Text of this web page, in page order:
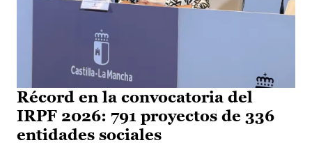
Récord en la convocatoria del
IRPF 2026: 791 proyectos de 336
entidades sociales